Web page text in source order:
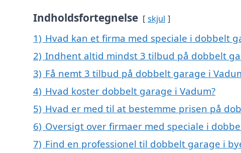
Indholdsfortegnelse skjul
1) Hvad kan et firma med speciale i dobbelt
2) Indhent altid mindst 3 tilbud på dobbelt
3) Få nemt 3 tilbud på dobbelt garage i
4) Hvad koster dobbelt garage i Vadum?
5) Hvad er med til at bestemme prisen på
6) Oversigt over firmaer med speciale i
7) Find en professionel til dobbelt garage i